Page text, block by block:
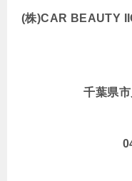
(株)CAR BEAUTY
千葉県